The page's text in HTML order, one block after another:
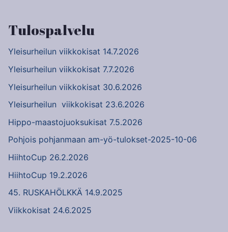
Tulospalvelu
Yleisurheilun viikkokisat 14.7.2026
Yleisurheilun viikkokisat 7.7.2026
Yleisurheilun viikkokisat 30.6.2026
Yleisurheilun viikkokisat 23.6.2026
Hippo-maastojuoksukisat 7.5.2026
Pohjois pohjanmaan am-yö-tulokset-2025-10-06
HiihtoCup 26.2.2026
HiihtoCup 19.2.2026
45. RUSKAHÖLKKÄ 14.9.2025
Viikkokisat 24.6.2025